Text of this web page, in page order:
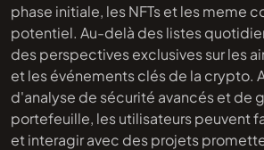
phase initiale, les NFTs et les meme
potentiel. Au-delà des listes
des perspectives exclusives sur les
et les événements clés de la crypto.
d'analyse de sécurité avancés et de
portefeuille, les utilisateurs peuvent
et interagir avec des projets